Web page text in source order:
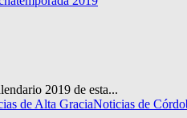
2019 de esta...
de Alta GraciaNoticias de